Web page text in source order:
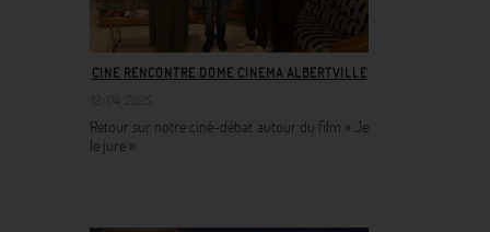
CINE RENCONTRE DOME CINEMA ALBERTVILLE
Retour sur notre ciné-débat autour du film « Je
le jure »